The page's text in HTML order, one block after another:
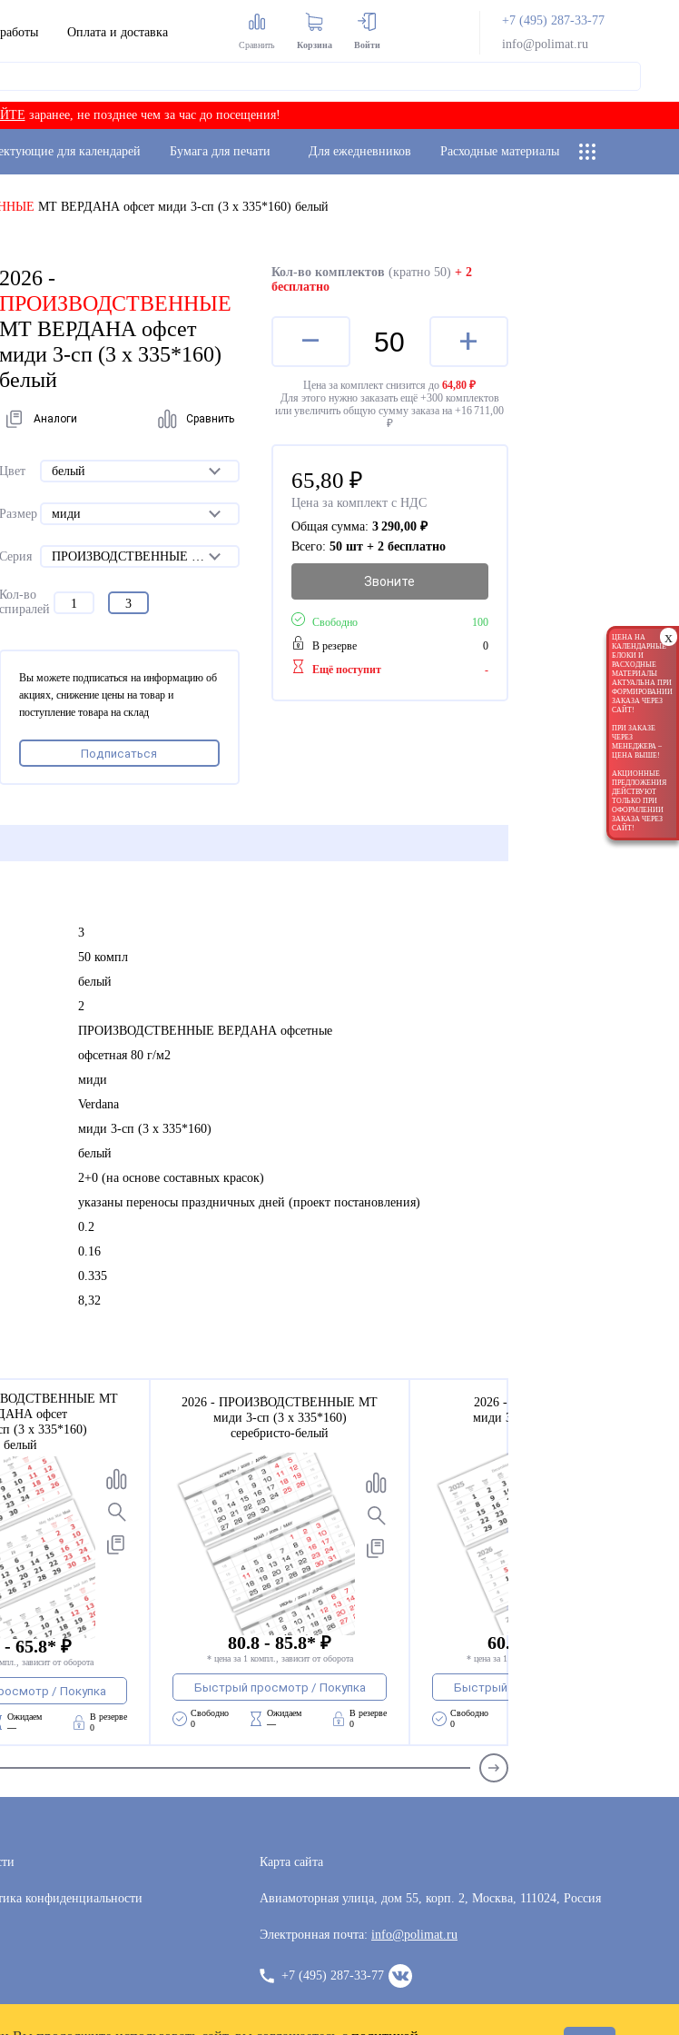
Оплата и доставка
Сравнить Корзина Войти
+7 (495) 287-33-77
info@polimat.ru
заранее, не позднее чем за час до посещения!
для календарей Бумага для печати Для ежедневников Расходные материалы
x
ЦЕНА НА
КАЛЕНДАРНЫЕ
БЛОКИ И
РАСХОДНЫЕ
МАТЕРИАЛЫ
АКТУАЛЬНА ПРИ
ФОРМИРОВАНИИ
ЗАКАЗА ЧЕРЕЗ
САЙТ!
ПРИ ЗАКАЗЕ
ЧЕРЕЗ
МЕНЕДЖЕРА –
ЦЕНА ВЫШЕ!
АКЦИОННЫЕ
ПРЕДЛОЖЕНИЯ
ДЕЙСТВУЮТ
ТОЛЬКО ПРИ
ОФОРМЛЕНИИ
ЗАКАЗА ЧЕРЕЗ
САЙТ!
МТ ВЕРДАНА офсет миди 3-сп (3 х 335*160) белый
2026 -
ПРОИЗВОДСТВЕННЫЕ
МТ ВЕРДАНА офсет
миди 3-сп (3 х 335*160)
белый
Аналоги Сравнить
Цвет белый
Размер миди
Серия ПРОИЗВОДСТВЕННЫЕ ВЕРДАНА офсетные
Кол-во
спиралей
1 3
Кол-во комплектов (кратно 50) + 2
бесплатно
– +
Цена за комплект снизится до64,80 ₽
Для этого нужно заказать ещё +300комплектов
или увеличить общую сумму заказа на +16 711,00
₽
65,80 ₽
Цена за комплект с НДС
Общая сумма: 3 290,00₽
Всего: 50 шт + 2 бесплатно
Звоните
Свободно
100
В резерве
0
Ещё поступит
-
Вы можете подписаться на информацию об
акциях, снижение цены на товар и
поступление товара на склад
Подписаться
3
50 компл
белый
2
ПРОИЗВОДСТВЕННЫЕ ВЕРДАНА офсетные
офсетная 80 г/м2
миди
Verdana
миди 3-сп (3 х 335*160)
белый
2+0 (на основе составных красок)
указаны переносы праздничных дней (проект постановления)
0.2
0.16
0.335
8,32
МТ
офсет
(3 х 335*160)
белый
- 65.8* ₽
зависит от оборота
/ Покупка
Ожидаем
—
В резерве
0
2026 - ПРОИЗВОДСТВЕННЫЕ МТ
миди 3-сп (3 х 335*160)
серебристо-белый
80.8 - 85.8* ₽
* цена за 1 компл., зависит от оборота
Быстрый просмотр / Покупка
Свободно
0
Ожидаем
—
В резерве
0
2026 - ВЕРДАНА офсет
миди 3-сп (3 х 335*160)
60.8 - 65.8* ₽
* цена за 1 компл., зависит от оборота
Быстрый просмотр / Покупка
Свободно
0
конфиденциальности
Карта сайта
Авиамоторная улица, дом 55, корп. 2, Москва, 111024, Россия
Электронная почта: info@polimat.ru
+7 (495) 287-33-77